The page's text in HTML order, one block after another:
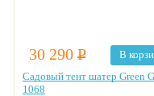
30 290 Р
В
Садовый тент шатер Green
1068